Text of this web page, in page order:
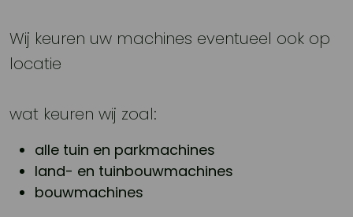
Wij keuren uw machines eventueel ook op
locatie
wat keuren wij zoal:
alle tuin en parkmachines
land- en tuinbouwmachines
bouwmachines